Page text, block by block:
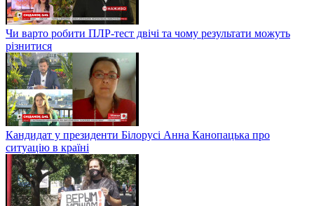
Чи варто робити ПЛР-тест двічі та чому результати можуть
різнитися
Кандидат у президенти Білорусі Анна Канопацька про
ситуацію в країні